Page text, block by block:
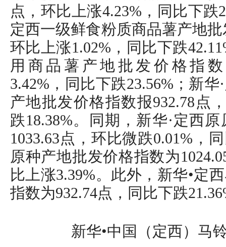
点，环比上涨4.23%，同比下跌
定西一级鲜食粉质商品薯产地
环比上涨1.02%，同比下跌
用商品薯产地批发价格指
3.42%，同比下跌23.56%；新
产地批发价格指数报932.78点
跌18.38%。同期，新华·定西
1033.63点，环比微跌0.01%，
原种产地批发价格指数为
比上涨3.39%。此外，新华•定
指数为932.74点，同比下跌
新华•中国（定西）马